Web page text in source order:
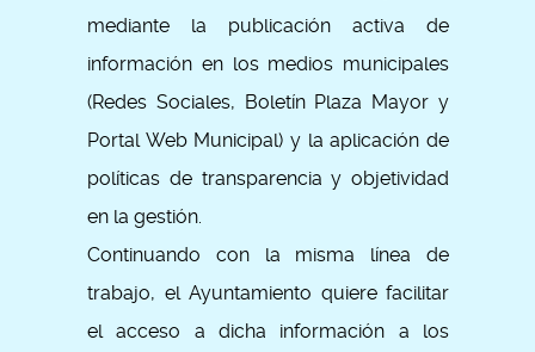
mediante la publicación activa de
información en los medios municipales
(Redes Sociales, Boletín Plaza Mayor y
Portal Web Municipal) y la aplicación de
políticas de transparencia y objetividad
en la gestión.
Continuando con la misma línea de
trabajo, el Ayuntamiento quiere facilitar
el acceso a dicha información a los